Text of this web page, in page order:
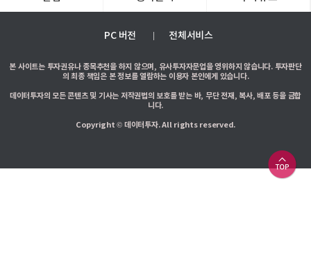
PC 버전 전체서비스
본 사이트는 투자권유나 종목추천을 하지 않으며, 유사투자자문업을 영위하지 않습니다. 투자판단
의 최종 책임은 본 정보를 열람하는 이용자 본인에게 있습니다.
데이터투자의 모든 콘텐츠 및 기사는 저작권법의 보호를 받는 바, 무단 전재, 복사, 배포 등을 금합
니다.
Copyright © 데이터투자. All rights reserved.